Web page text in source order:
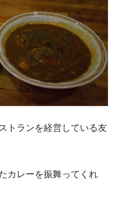
トランを経営している友
カレーを振舞ってくれ